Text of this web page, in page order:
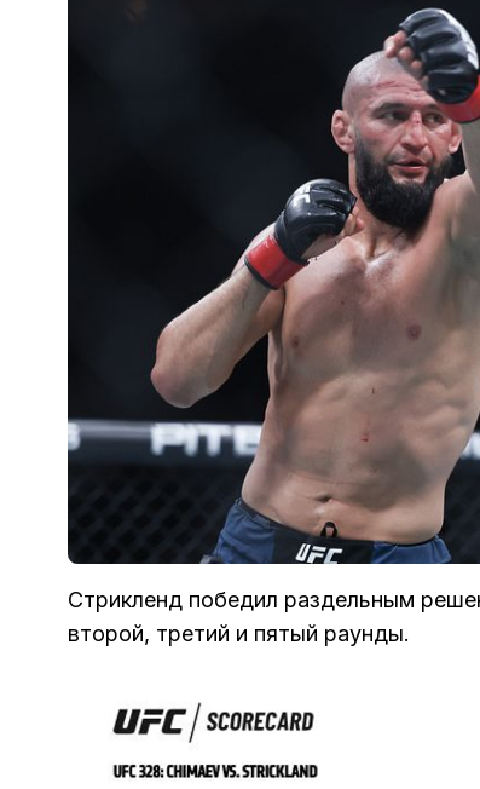
Стрикленд победил раздельным
второй, третий и пятый раунды.